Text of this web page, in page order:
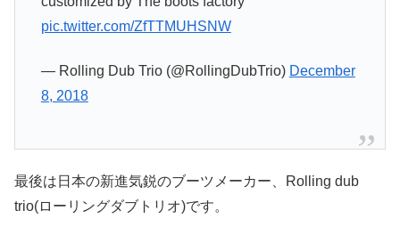
pic.twitter.com/ZfTTMUHSNW
— Rolling Dub Trio (@RollingDubTrio) December
8, 2018
最後は日本の新進気鋭のブーツメーカー、Rolling dub
trio(ローリングダブトリオ)です。